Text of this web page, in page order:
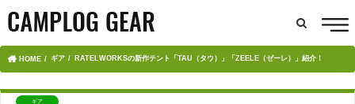
HOME ギア RATELWORKSの新作テント「TAU（タウ）」「ZEELE（ゼーレ）」紹介！
ギア